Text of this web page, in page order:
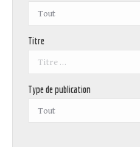
Titre
Type de publication